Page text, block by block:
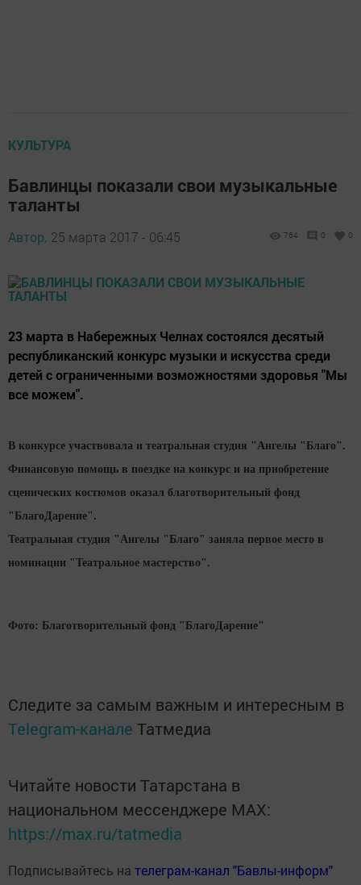
КУЛЬТУРА
Бавлинцы показали свои музыкальные
таланты
Автор, 25 марта 2017 - 06:45 764 0 0
23 марта в Набережных Челнах состоялся десятый
республиканский конкурс музыки и искусства среди
детей с ограниченными возможностями здоровья "Мы
все можем".
В конкурсе участвовала и театральная студия "Ангелы "Благо".
Финансовую помощь в поездке на конкурс и на приобретение
сценических костюмов оказал благотворительный фонд
"БлагоДарение".
Театральная студия "Ангелы "Благо" заняла первое место в
номинации "Театральное мастерство".
Фото: Благотворительный фонд "БлагоДарение"
Следите за самым важным и интересным в
Telegram-канале Татмедиа
Читайте новости Татарстана в
национальном мессенджере MАХ:
https://max.ru/tatmedia
Подписывайтесь на телеграм-канал "Бавлы-информ"